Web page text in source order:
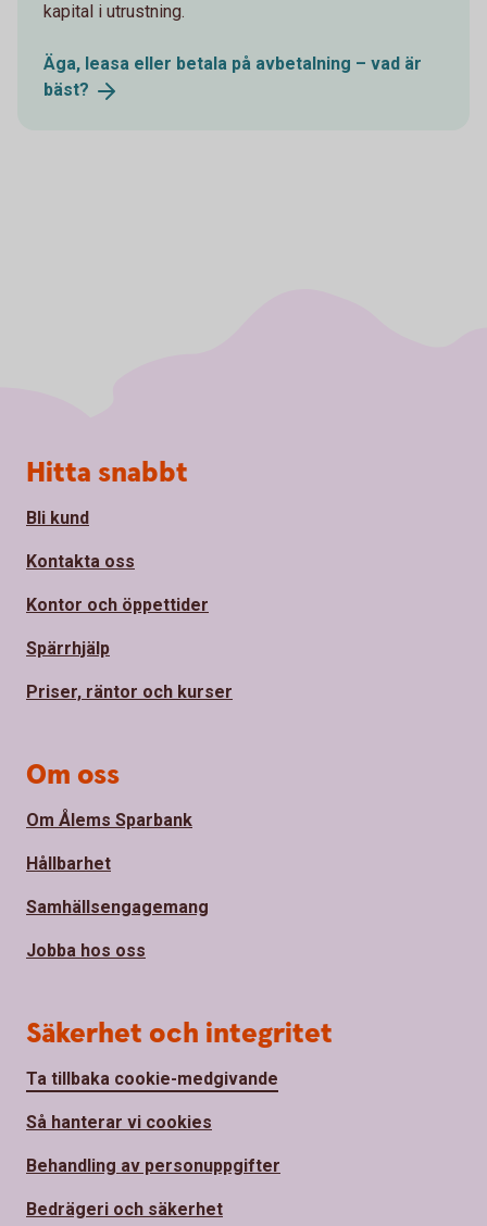
kapital i utrustning.
Äga, leasa eller betala på avbetalning – vad är
bäst?
Sidfot
Hitta snabbt
Bli kund
Kontakta oss
Kontor och öppettider
Spärrhjälp
Priser, räntor och kurser
Om oss
Om Ålems Sparbank
Hållbarhet
Samhällsengagemang
Jobba hos oss
Säkerhet och integritet
Ta tillbaka cookie-medgivande
Så hanterar vi cookies
Behandling av personuppgifter
Bedrägeri och säkerhet